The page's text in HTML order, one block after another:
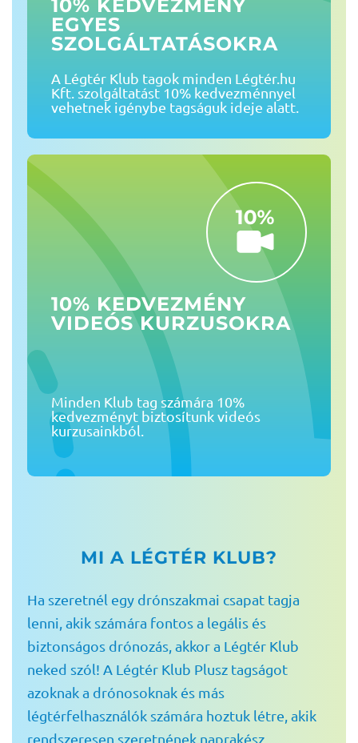
10% KEDVEZMÉNY
EGYES
SZOLGÁLTATÁSOKRA
A Légtér Klub tagok minden Légtér.hu
Kft. szolgáltatást 10% kedvezménnyel
vehetnek igénybe tagságuk ideje alatt.
10% KEDVEZMÉNY
VIDEÓS KURZUSOKRA
Minden Klub tag számára 10%
kedvezményt biztosítunk videós
kurzusainkból.
MI A LÉGTÉR KLUB?
Ha szeretnél egy drónszakmai csapat tagja
lenni, akik számára fontos a legális és
biztonságos drónozás, akkor a Légtér Klub
neked szól! A Légtér Klub Plusz tagságot
azoknak a drónosoknak és más
légtérfelhasználók számára hoztuk létre, akik
rendszeresen szeretnének naprakész